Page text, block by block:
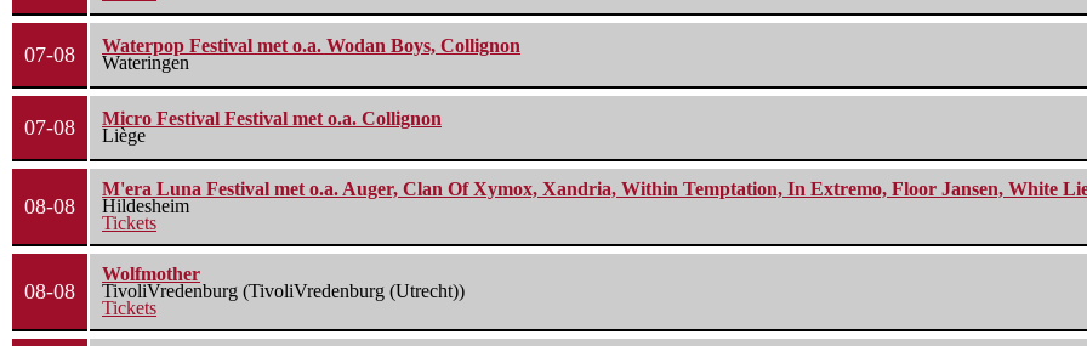
07-08
Waterpop Festival met o.a. Wodan Boys, Collignon
Wateringen
07-08
Micro Festival Festival met o.a. Collignon
Liège
08-08
M'era Luna Festival met o.a. Auger, Clan Of Xymox, Xandria, Within Temptation, In Extremo, Floor Jansen, White
Hildesheim
Tickets
08-08
Wolfmother
TivoliVredenburg (TivoliVredenburg (Utrecht))
Tickets